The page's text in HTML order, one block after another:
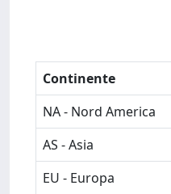
Continente
NA - Nord America
AS - Asia
EU - Europa